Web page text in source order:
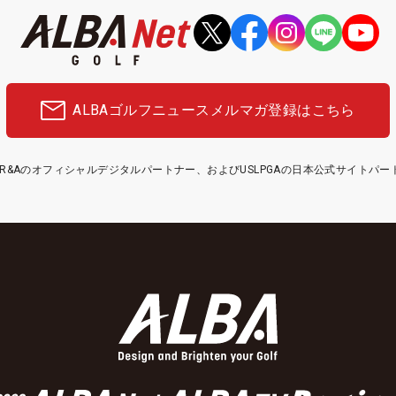
ALBAゴルフニュース メルマガ登録はこちら
のオフィシャルデジタルパートナー、およびUSLPGAの日本公式サイトパー